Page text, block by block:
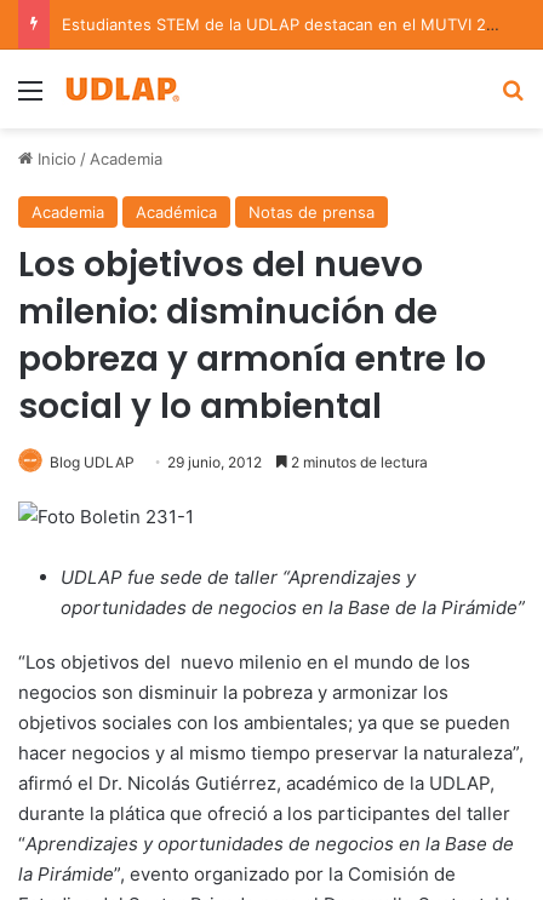
Estudiantes STEM de la UDLAP destacan en el MUTVI 2026
Menu
Inicio / Academia
Academia Académica Notas de prensa
Los objetivos del nuevo
milenio: disminución de
pobreza y armonía entre lo
social y lo ambiental
Blog UDLAP 29 junio, 2012 2 minutos de lectura
UDLAP fue sede de taller “Aprendizajes y
oportunidades de negocios en la Base de la Pirámide”
“Los objetivos del nuevo milenio en el mundo de los
negocios son disminuir la pobreza y armonizar los
objetivos sociales con los ambientales; ya que se pueden
hacer negocios y al mismo tiempo preservar la naturaleza”,
afirmó el Dr. Nicolás Gutiérrez, académico de la UDLAP,
durante la plática que ofreció a los participantes del taller
“Aprendizajes y oportunidades de negocios en la Base de
la Pirámide”, evento organizado por la Comisión de